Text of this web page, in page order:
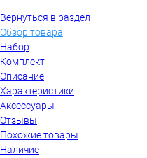
Вернуться в раздел
Обзор товара
Набор
Комплект
Описание
Характеристики
Аксессуары
Отзывы
Похожие товары
Наличие